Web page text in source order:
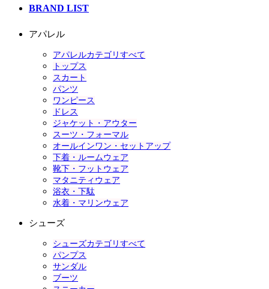
BRAND LIST
アパレル
アパレルカテゴリすべて
トップス
スカート
パンツ
ワンピース
ドレス
ジャケット・アウター
スーツ・フォーマル
オールインワン・セットアップ
下着・ルームウェア
靴下・フットウェア
マタニティウェア
浴衣・下駄
水着・マリンウェア
シューズ
シューズカテゴリすべて
パンプス
サンダル
ブーツ